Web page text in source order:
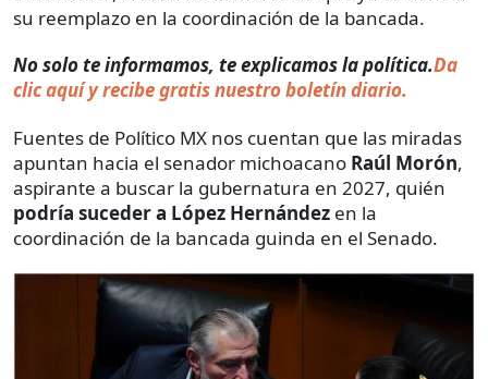
su reemplazo en la coordinación de la bancada.
No solo te informamos, te explicamos la política.Da
clic aquí y recibe gratis nuestro boletín diario.
Fuentes de Político MX nos cuentan que las miradas
apuntan hacia el senador michoacano Raúl Morón,
aspirante a buscar la gubernatura en 2027, quién
podría suceder a López Hernández en la
coordinación de la bancada guinda en el Senado.